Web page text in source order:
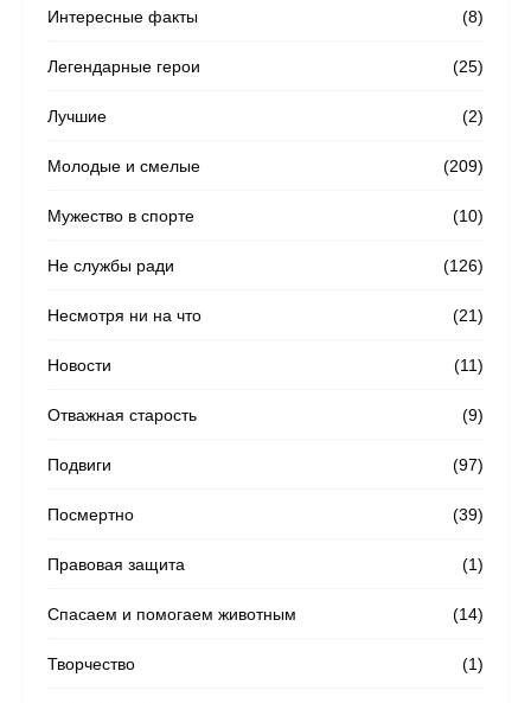
(8)
Интересные факты
(25)
Легендарные герои
(2)
Лучшие
(209)
Молодые и смелые
(10)
Мужество в спорте
(126)
Не службы ради
(21)
Несмотря ни на что
(11)
Новости
(9)
Отважная старость
(97)
Подвиги
(39)
Посмертно
(1)
Правовая защита
(14)
Спасаем и помогаем животным
(1)
Творчество